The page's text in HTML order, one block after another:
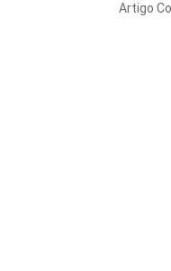
Artigo